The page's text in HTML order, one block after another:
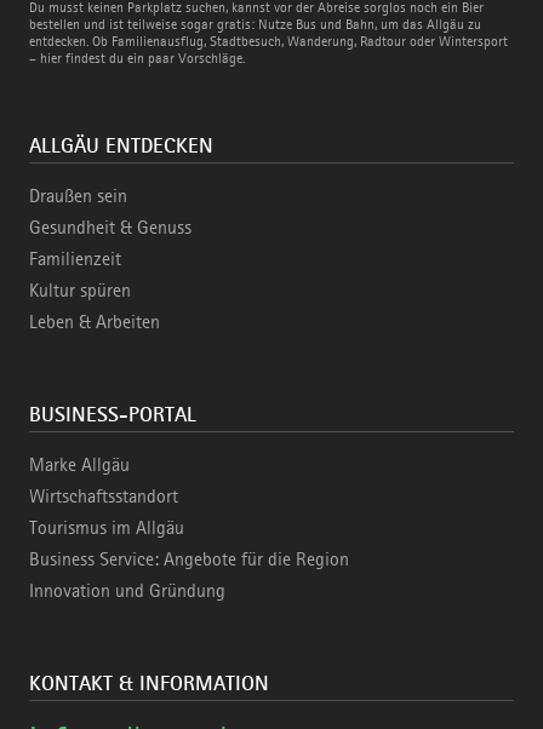
Du musst keinen Parkplatz suchen, kannst vor der Abreise sorglos noch ein Bier
bestellen und ist teilweise sogar gratis: Nutze Bus und Bahn, um das Allgäu zu
entdecken. Ob Familienausflug, Stadtbesuch, Wanderung, Radtour oder Wintersport
– hier findest du ein paar Vorschläge.
und
Bahn
ALLGÄU ENTDECKEN
Draußen sein
Gesundheit & Genuss
Familienzeit
Kultur spüren
Leben & Arbeiten
BUSINESS-PORTAL
Marke Allgäu
Wirtschaftsstandort
Tourismus im Allgäu
Business Service: Angebote für die Region
Innovation und Gründung
KONTAKT & INFORMATION